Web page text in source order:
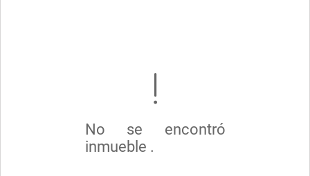
No se encontró
inmueble .